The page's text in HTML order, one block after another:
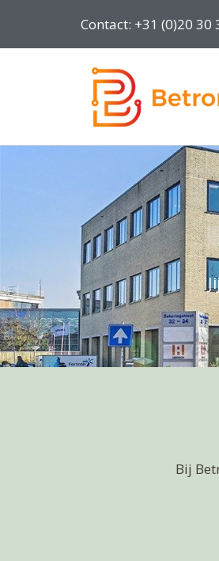
Contact: +31 (0)20 30
Bij